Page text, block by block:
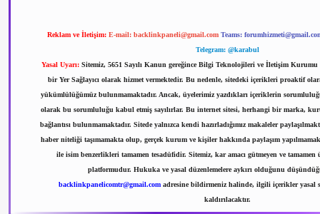
Reklam ve İletişim: E-mail: backlinkpaneli@gmail.com Teams:
Telegram: @karabul
Yasal Uyarı: Sitemiz, 5651 Sayılı Kanun gereğince Bilgi Teknolojileri ve İletişim
bir Yer Sağlayıcı olarak hizmet vermektedir. Bu nedenle, sitedeki içerikleri proaktif
yükümlülüğümüz bulunmamaktadır. Ancak, üyelerimiz yazdıkları içeriklerin
olarak bu sorumluluğu kabul etmiş sayılırlar. Bu internet sitesi, herhangi bir marka,
bağlantısı bulunmamaktadır. Sitede yalnızca kendi hazırladığımız makaleler
haber niteliği taşımamakta olup, gerçek kurum ve kişiler hakkında paylaşım
ile isim benzerlikleri tamamen tesadüfidir. Sitemiz, kar amacı gütmeyen ve tamamen
platformudur. Hukuka ve yasal düzenlemelere aykırı olduğunu
backlinkpanelicomtr@gmail.comadresine bildirmeniz halinde, ilgili içerikler yasal
kaldırılacaktır.